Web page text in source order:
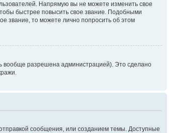
Напрямую вы не можете изменить свое
быстрее повысить свое звание. Подобными
звание, то можете лично попросить об этом
вообще разрешена администрацией). Это сделано
сообщения, или созданием темы. Доступные